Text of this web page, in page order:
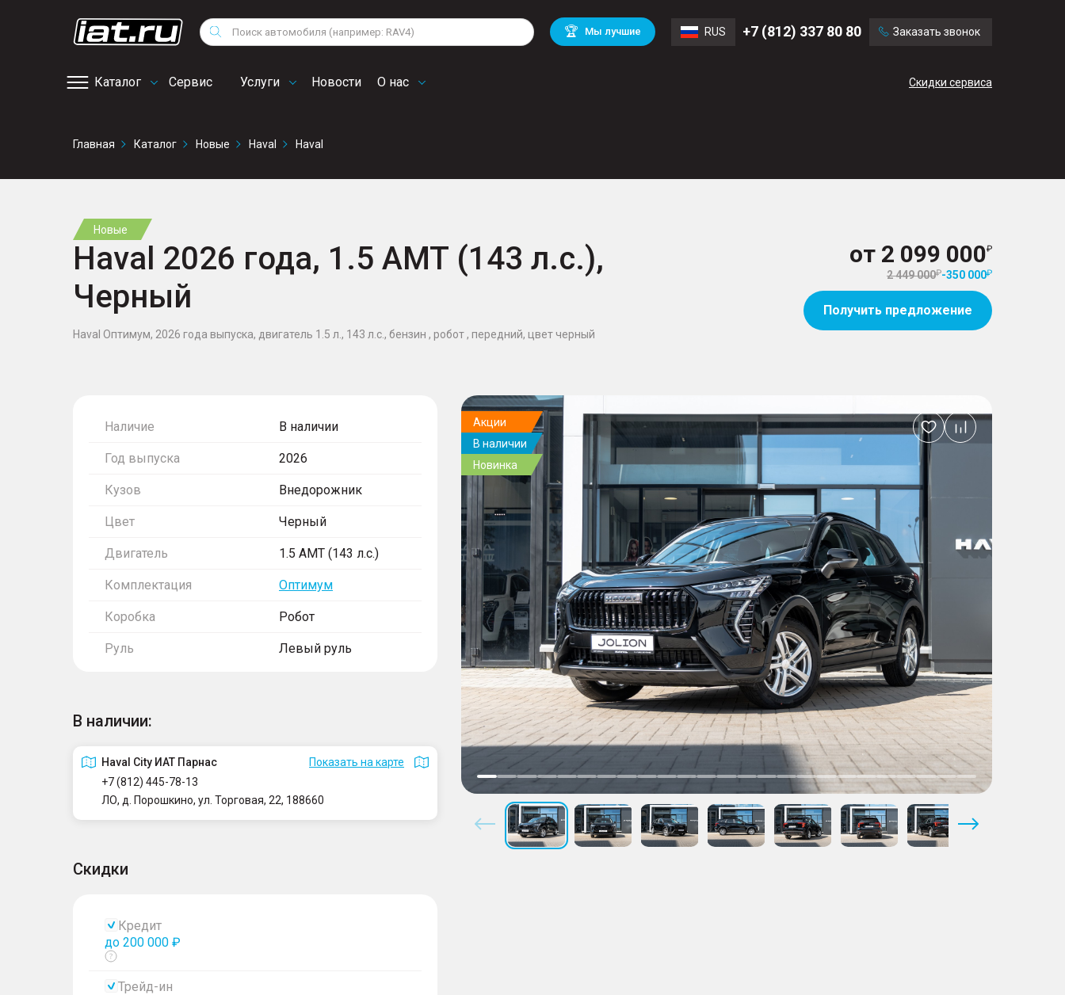
Поиск 🏆 Мы лучшие RUS +7 (812) 337 80 80 Заказать звонок
Каталог Сервис
сервис
Услуги Новости О нас Скидки сервиса
Снегоходы
Квадроциклы
Audi
BMW Cadillac
Ford
Land Rover Mercedes Benz
Главная Каталог Новые Haval Haval
Новые
Haval 2026 года, 1.5 AMT (143 л.с.),
Черный
Haval Оптимум, 2026 года выпуска, двигатель 1.5 л., 143 л.с., бензин , робот , передний, цвет черный
от 2 099 000
2 449 000 -350 000
Получить предложение
Наличие В наличии
Год выпуска 2026
Кузов Внедорожник
Цвет Черный
Двигатель 1.5 AMT (143 л.с.)
Комплектация Оптимум
Коробка Робот
Руль Левый руль
В наличии:
Haval City ИАТ Парнас
Показать на карте
+7 (812) 445-78-13
ЛО, д. Порошкино, ул. Торговая, 22, 188660
Скидки
Кредит
до 200 000 ₽
Показать
Трейд-ин
Акции
В наличии
Новинка
Добавить
в
избранное